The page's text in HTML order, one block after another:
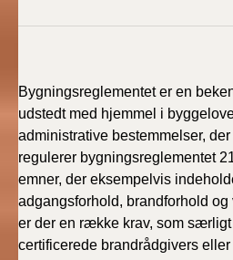
Bygningsreglementet er en
udstedt med hjemmel i
administrative bestemmelser,
regulerer bygningsreglementet
emner, der eksempelvis
adgangsforhold, brandforhold
er der en række krav, som særligt
certificerede brandrådgivers